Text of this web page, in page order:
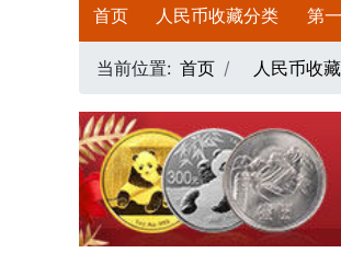
首页 人民币收藏分类 第
当前位置: 首页 人民币收